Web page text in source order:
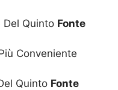
Del Quinto Fonte
Conveniente
Quinto Fonte